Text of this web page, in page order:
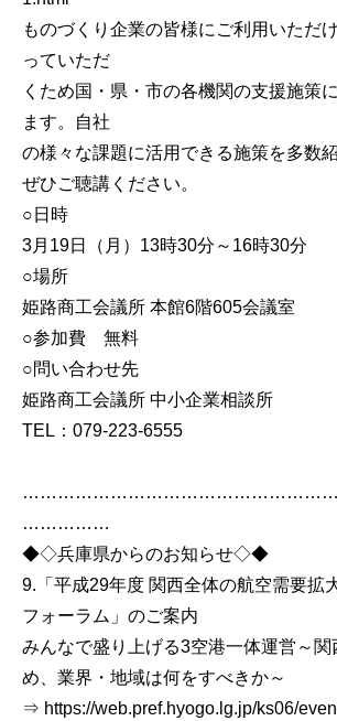
ものづくり企業の皆様にご利用いただ
っていただ
くため国・県・市の各機関の支援施策
ます。自社
の様々な課題に活用できる施策を多数
ぜひご聴講ください。
○日時
3月19日（月）13時30分～16時30分
○場所
姫路商工会議所 本館6階605会議室
○参加費 無料
○問い合わせ先
姫路商工会議所 中小企業相談所
TEL：079-223-6555
……………
◆◇兵庫県からのお知らせ◇◆
9.「平成29年度 関西全体の航空需要拡
フォーラム」のご案内
みんなで盛り上げる3空港一体運営～関
め、業界・地域は何をすべきか～
⇒ https://web.pref.hyogo.lg.jp/ks06/